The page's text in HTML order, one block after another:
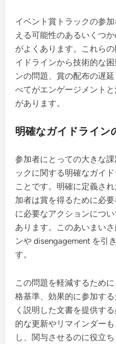
イベント賞トラックの参
える可能性のあるいくつ
がよくあります。これら
イドラインから技術的な
ンの問題、賞の配布の遅
べてがエンゲージメント
があります。
明確なガイドライン
参加者にとっての大きな
ックに関する明確なガイ
ことです。明確に定義さ
加者は賞を得るために必
に必要なアクションにつ
あります。このあいまい
ンや disengagement を引
す。
この問題を軽減するため
格基準、効果的に参加す
く説明した文書を提供す
的な更新やリマインダー
し、関与させるのに役立ち